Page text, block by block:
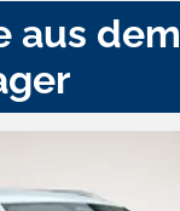
aus dem